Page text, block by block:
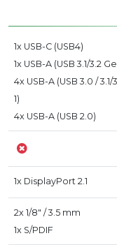
1x USB-C (USB4)
1x USB-A (USB 3.1/3.2
4x USB-A (USB 3.0 / 3.1/
1)
4x USB-A (USB 2.0)
1x DisplayPort 2.1
2x 1/8" / 3.5 mm
1x S/PDIF